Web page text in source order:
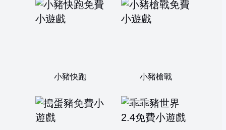
小豬快跑 小豬槍戰